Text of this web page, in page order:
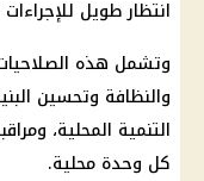
انتظار طويل
وتشمل هذه
والنظافة وتحسين
التنمية المحلية،
كل وحدة محلية.